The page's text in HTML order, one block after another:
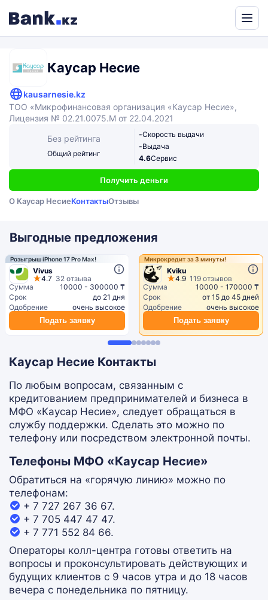
Каусар Несие
kausarnesie.kz
ТОО «Микрофинансовая организация «Каусар Несие»,
Лицензия № 02.21.0075.M от 22.04.2021
Без рейтинга
Общий рейтинг
-Скорость выдачи
-Выдача
4.6Сервис
Получить деньги
О Каусар НесиеКонтактыОтзывы
Выгодные предложения
Розыгрыш iPhone 17 Pro Max!
Vivus
4.7 32 отзыва
Сумма
10000 - 300000 ₸
Срок
до 21 дня
Одобрение
очень высокое
Подать заявку
Микрокредит за 3 минуты!
Kviku
4.9 119 отзывов
Сумма
10000 - 170000 ₸
Срок
от 15 до 45 дней
Одобрение
очень высокое
Подать заявку
Каусар Несие Контакты
По любым вопросам, связанным с
кредитованием предпринимателей и бизнеса в
МФО «Каусар Несие», следует обращаться в
службу поддержки. Сделать это можно по
телефону или посредством электронной почты.
Телефоны МФО «Каусар Несие»
Обратиться на «горячую линию» можно по
телефонам:
+ 7 727 267 36 67.
+ 7 705 447 47 47.
+ 7 771 552 84 66.
Операторы колл-центра готовы ответить на
вопросы и проконсультировать действующих и
будущих клиентов с 9 часов утра и до 18 часов
вечера с понедельника по пятницу.